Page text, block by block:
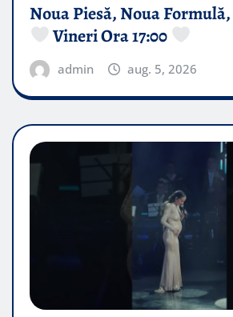
Noua Piesă, Noua
Vineri Ora 17:00
admin aug. 5, 2026